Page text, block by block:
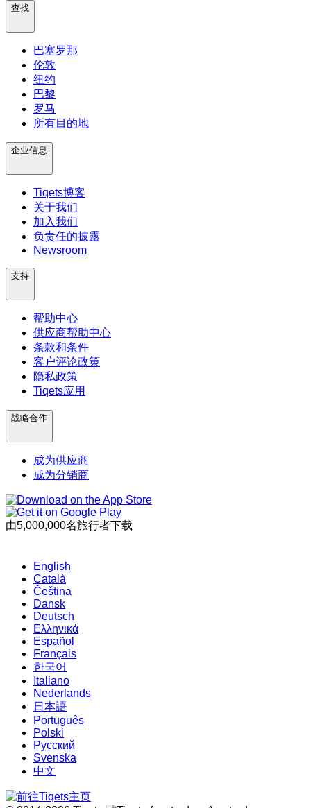
查找
巴塞罗那
伦敦
纽约
巴黎
罗马
所有目的地
企业信息
Tiqets博客
关于我们
加入我们
负责任的披露
Newsroom
支持
帮助中心
供应商帮助中心
条款和条件
客户评论政策
隐私政策
Tiqets应用
战略合作
成为供应商
成为分销商
由5,000,000名旅行者下载
English
Català
Čeština
Dansk
Deutsch
Ελληνικά
Español
Français
한국어
Italiano
Nederlands
日本語
Português
Polski
Русский
Svenska
中文